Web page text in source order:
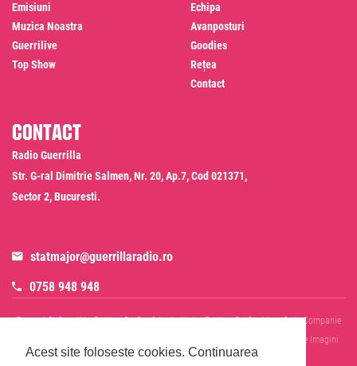
Acest site foloseste cookies. Continuarea
Emisiuni
Muzica Noastra
Guerrilive
Top Show
Echipa
Avanposturi
Goodies
Rețea
Contact
Contact
Radio Guerrilla
Str. G-ral Dimitrie Salmen, Nr. 20, Ap.7, Cod 021371,
Sector 2, Bucuresti.
statmajor@guerrillaradio.ro
0758 948 948
Termeni Si Conditii Politica De Confidentialitate Politica De Cookies
Date Companie
Informare Prelucrare Imagini
Evenimente
Cod Deontologic